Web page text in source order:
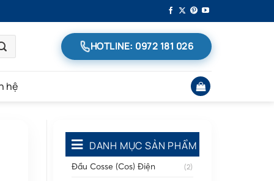
HOTLINE: 0972 181 026
hệ
DANH MỤC SẢN PHẨM
Đầu Cosse (Cos) Điện (2)